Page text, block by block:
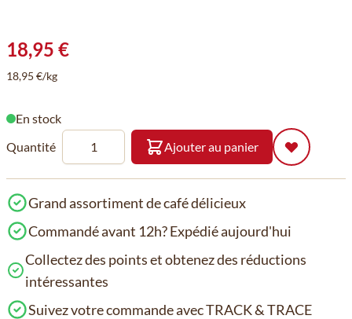
18,95 €
18,95 €/kg
En stock
Quantité
Ajouter au panier
Grand assortiment de café délicieux
Commandé avant 12h? Expédié aujourd'hui
Collectez des points et obtenez des réductions
intéressantes
Suivez votre commande avec TRACK & TRACE